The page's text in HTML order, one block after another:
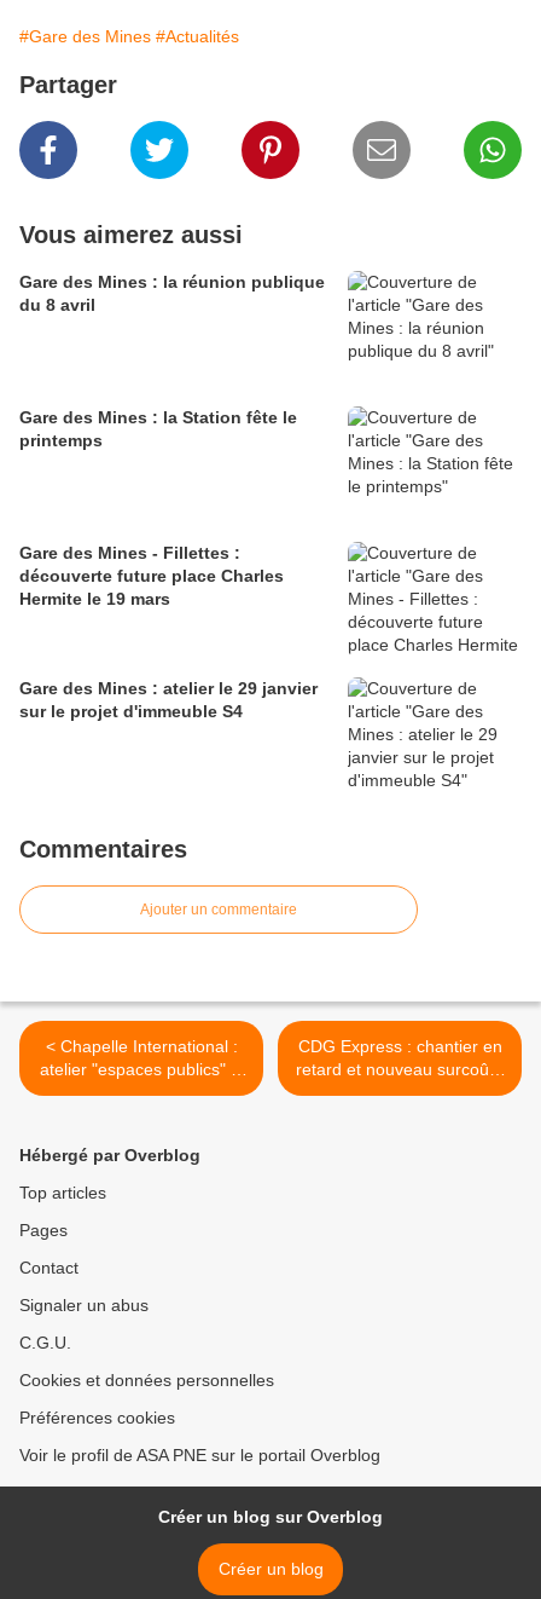
#Gare des Mines #Actualités
Partager
Vous aimerez aussi
Gare des Mines : la réunion publique
du 8 avril
Gare des Mines : la Station fête le
printemps
Gare des Mines - Fillettes :
découverte future place Charles
Hermite le 19 mars
Gare des Mines : atelier le 29 janvier
sur le projet d'immeuble S4
Commentaires
Ajouter un commentaire
< Chapelle International :
atelier "espaces publics" le
26 septembre
CDG Express : chantier en
retard et nouveau surcoût !
>
Hébergé par Overblog
Top articles
Pages
Contact
Signaler un abus
C.G.U.
Cookies et données personnelles
Préférences cookies
Voir le profil de ASA PNE sur le portail Overblog
Créer un blog sur Overblog
Créer un blog